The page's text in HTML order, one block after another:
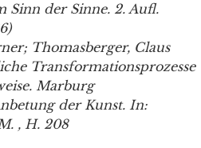
Sinn der Sinne. 2. Aufl.
Thomasberger, Claus
Transformationsprozesse
Marburg
der Kunst. In:
, H. 208